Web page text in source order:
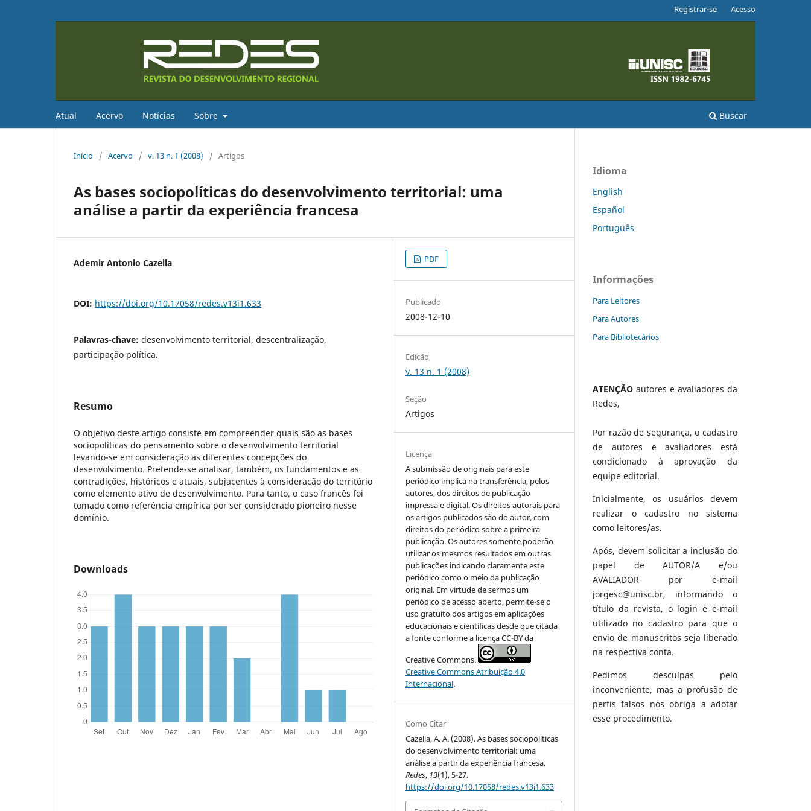
Atual Acervo Notícias Sobre Buscar
Registrar-se Acesso
Início / Acervo / v. 13 n. 1 (2008) / Artigos
As bases sociopolíticas do desenvolvimento territorial: uma
análise a partir da experiência francesa
Ademir Antonio Cazella
DOI: https://doi.org/10.17058/redes.v13i1.633
Palavras-chave: desenvolvimento territorial, descentralização,
participação política.
Resumo
O objetivo deste artigo consiste em compreender quais são as bases
sociopolíticas do pensamento sobre o desenvolvimento territorial
levando-se em consideração as diferentes concepções do
desenvolvimento. Pretende-se analisar, também, os fundamentos e as
contradições, históricos e atuais, subjacentes à consideração do território
como elemento ativo de desenvolvimento. Para tanto, o caso francês foi
tomado como referência empírica por ser considerado pioneiro nesse
domínio.
Downloads
PDF
Publicado
2008-12-10
Edição
v. 13 n. 1 (2008)
Seção
Artigos
Licença
A submissão de originais para este
periódico implica na transferência, pelos
autores, dos direitos de publicação
impressa e digital. Os direitos autorais para
os artigos publicados são do autor, com
direitos do periódico sobre a primeira
publicação. Os autores somente poderão
utilizar os mesmos resultados em outras
publicações indicando claramente este
periódico como o meio da publicação
original. Em virtude de sermos um
periódico de acesso aberto, permite-se o
uso gratuito dos artigos em aplicações
educacionais e científicas desde que citada
a fonte conforme a licença CC-BY da
Creative Commons.
Creative Commons Atribuição 4.0
Internacional.
Como Citar
Cazella, A. A. (2008). As bases sociopolíticas
do desenvolvimento territorial: uma
análise a partir da experiência francesa.
Redes, 13(1), 5-27.
https://doi.org/10.17058/redes.v13i1.633
Idioma
English
Español
Português
Informações
Para Leitores
Para Autores
Para Bibliotecários
ATENÇÃO autores e avaliadores da
Redes,
Por razão de segurança, o cadastro
de autores e avaliadores está
condicionado à aprovação da
equipe editorial.
Inicialmente, os usuários devem
realizar o cadastro no sistema
como leitores/as.
Após, devem solicitar a inclusão do
papel de AUTOR/A e/ou
AVALIADOR por e-mail
jorgesc@unisc.br, informando o
título da revista, o login e e-mail
utilizado no cadastro para que o
envio de manuscritos seja liberado
na respectiva conta.
Pedimos desculpas pelo
inconveniente, mas a profusão de
perfis falsos nos obriga a adotar
esse procedimento.